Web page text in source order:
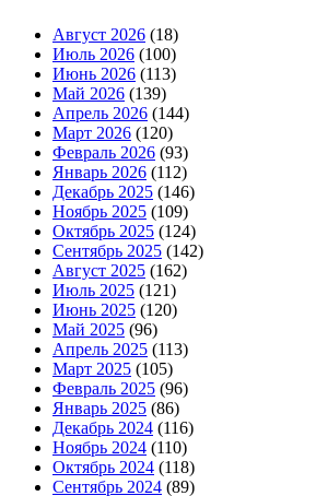
Август 2026 (18)
Июль 2026 (100)
Июнь 2026 (113)
Май 2026 (139)
Апрель 2026 (144)
Март 2026 (120)
Февраль 2026 (93)
Январь 2026 (112)
Декабрь 2025 (146)
Ноябрь 2025 (109)
Октябрь 2025 (124)
Сентябрь 2025 (142)
Август 2025 (162)
Июль 2025 (121)
Июнь 2025 (120)
Май 2025 (96)
Апрель 2025 (113)
Март 2025 (105)
Февраль 2025 (96)
Январь 2025 (86)
Декабрь 2024 (116)
Ноябрь 2024 (110)
Октябрь 2024 (118)
Сентябрь 2024 (89)